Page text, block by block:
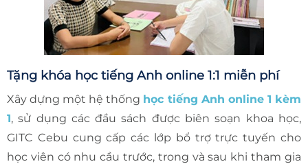
Tặng khóa học tiếng Anh online 1:1 miễn phí
Xây dựng một hệ thống học tiếng Anh online 1 kèm
1, sử dụng các đầu sách được biên soạn khoa học,
GITC Cebu cung cấp các lớp bổ trợ trực tuyến cho
học viên có nhu cầu trước, trong và sau khi tham gia